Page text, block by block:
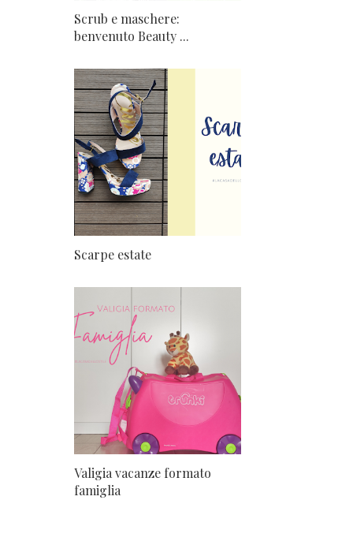
Scrub e maschere:
benvenuto Beauty ...
Scarpe estate
Valigia vacanze formato
famiglia